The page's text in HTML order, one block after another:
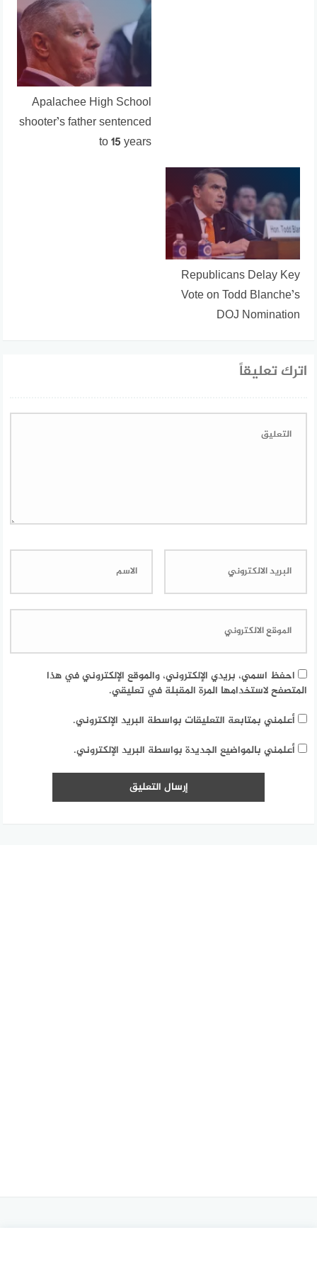
Apalachee High School
shooter’s father sentenced
to 15 years
Republicans Delay Key
Vote on Todd Blanche’s
DOJ Nomination
اترك تعليقاً
احفظ اسمي، بريدي الإلكتروني، والموقع الإلكتروني في هذا
المتصفح لاستخدامها المرة المقبلة في تعليقي.
أعلمني بمتابعة التعليقات بواسطة البريد الإلكتروني.
أعلمني بالمواضيع الجديدة بواسطة البريد الإلكتروني.